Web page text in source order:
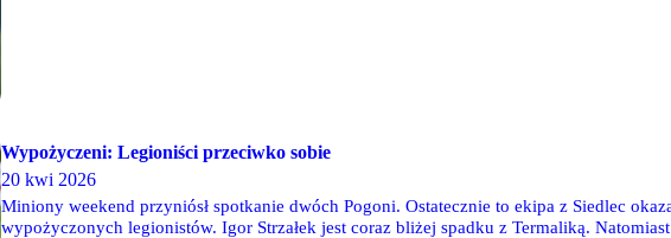
Wypożyczeni: Legioniści przeciwko sobie
20 kwi 2026
Miniony weekend przyniósł spotkanie dwóch Pogoni. Ostatecznie to ekipa z Siedlec
wypożyczonych legionistów. Igor Strzałek jest coraz bliżej spadku z Termaliką.